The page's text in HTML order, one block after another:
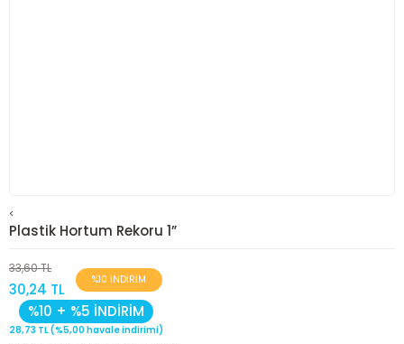
<
Plastik Hortum Rekoru 1”
33,60 TL
30,24 TL
%10 İNDİRİM
%10 + %5 İNDİRİM
28,73 TL (%5,00 havale indirimi)